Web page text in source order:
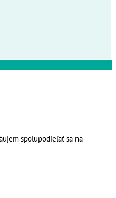
spolupodieľať sa na